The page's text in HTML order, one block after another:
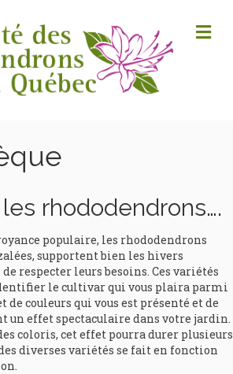
rhododendrons….
populaire, les rhododendrons
supportent bien les hivers
respecter leurs besoins. Ces variétés
le cultivar qui vous plaira parmi
de couleurs qui vous est présenté et de
un effet spectaculaire dans votre jardin.
coloris, cet effet pourra durer plusieurs
diverses variétés se fait en fonction